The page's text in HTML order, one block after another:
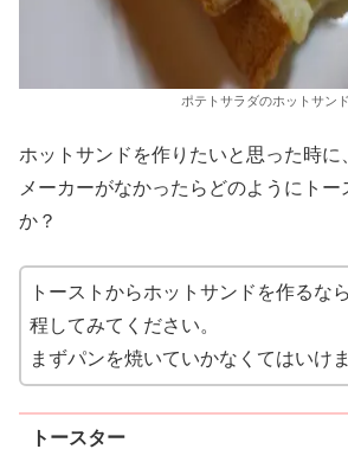
ポテトサラダのホットサンド
ホットサンドを作りたいと思った時に
メーカーがなかったらどのようにト
か？
トーストからホットサンドを作るな
程してみてください。
まずパンを焼いていかなくてはいけま
トースター